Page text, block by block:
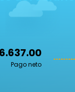
Pago neto